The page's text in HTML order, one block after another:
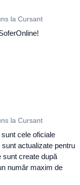
la Cursant
la Cursant
cele oficiale
actualizate pentru
sunt create după
număr maxim de